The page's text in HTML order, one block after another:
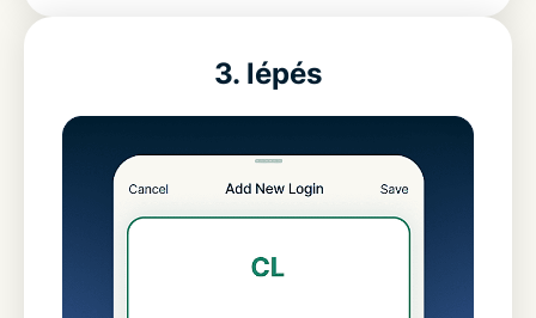
3. lépés